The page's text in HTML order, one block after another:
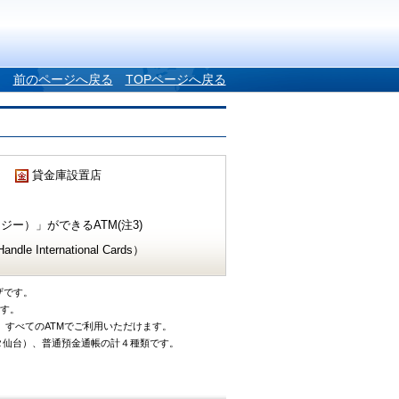
前のページへ戻る TOPページへ戻る
貸金庫設置店
ー）」ができるATM(注3)
International Cards）
す。
。
べてのATMでご利用いただけます。
台）、普通預金通帳の計４種類です。